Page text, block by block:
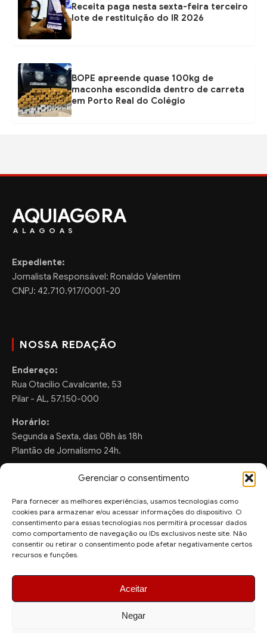
Gerenciar o consentimento
Para fornecer as melhores experiências, usamos tecnologias como
cookies para armazenar e/ou acessar informações do dispositivo. O
consentimento para essas tecnologias nos permitirá processar dados
como comportamento de navegação ou IDs exclusivos neste site. Não
consentir ou retirar o consentimento pode afetar negativamente certos
recursos e funções.
Aceitar
Negar
Receita paga nesta sexta-feira terceiro
lote de restituição do IR 2026
BOPE apreende quase 100kg de
maconha escondida dentro de carreta
em Porto Real do Colégio
AQUIAG RA
ALAGOAS
Expediente:
Jornalista Responsável: Ronaldo Valentim
CNPJ: 42.710.917/0001-20
NOSSA REDAÇÃO
Endereço:
Rua Otacilio Cavalcante, 53
Pilar - AL, 57.150-000
Horário:
Segunda a Sexta, das 08h às 18h
Plantão de Jornalismo 24h.
FALE CONOSCO
Sugestões de Pauta:
ronaldo.valentim150@gmail.com